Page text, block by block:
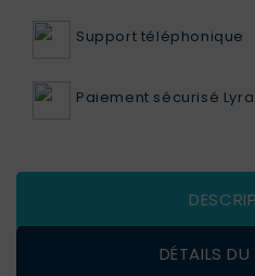
Support téléphonique
Paiement sécurisé Lyra
DÉTAILS